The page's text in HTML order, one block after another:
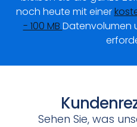
noch heute mit einer
- 100 MB Datenvolumen
Sehen Sie, was